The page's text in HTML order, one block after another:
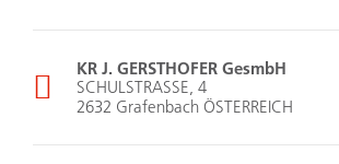
KR J. GERSTHOFER GesmbH
SCHULSTRASSE, 4
2632 Grafenbach ÖSTERREICH